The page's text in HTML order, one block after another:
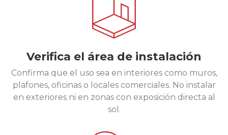
Verifica el área de instalación
Confirma que el uso sea en interiores como muros,
plafones, oficinas o locales comerciales. No instalar
en exteriores ni en zonas con exposición directa al
sol.